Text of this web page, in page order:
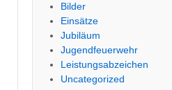
Bilder
Einsätze
Jubiläum
Jugendfeuerwehr
Leistungsabzeichen
Uncategorized